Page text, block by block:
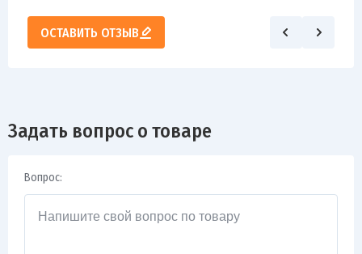
ОСТАВИТЬ ОТЗЫВ
Задать вопрос о товаре
Вопрос: